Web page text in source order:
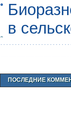
в
ПОСЛЕДНИЕ